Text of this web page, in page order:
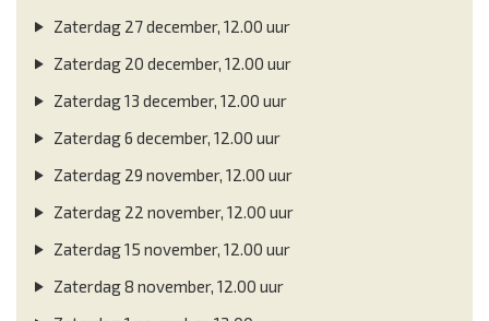
Zaterdag 27 december, 12.00 uur
Zaterdag 20 december, 12.00 uur
Zaterdag 13 december, 12.00 uur
Zaterdag 6 december, 12.00 uur
Zaterdag 29 november, 12.00 uur
Zaterdag 22 november, 12.00 uur
Zaterdag 15 november, 12.00 uur
Zaterdag 8 november, 12.00 uur